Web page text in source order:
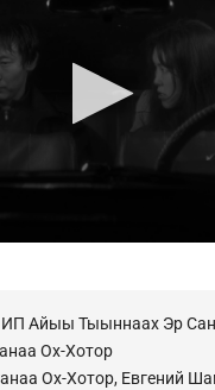
ИП Айыы Тыыннаах Эр
Ох-Хотор
Ох-Хотор, Евгений